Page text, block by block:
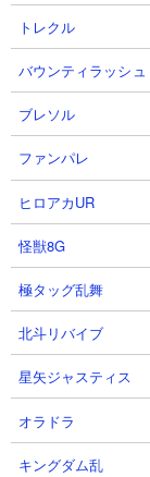
体力： 648,000
射程： 500～800
KB： 6回
能力： 100％の
属性： 古代種
天使メガミエル
体力： 650,000
トレクル
バウンティラッシュ
ブレソル
ファンパレ
ヒロアカUR
怪獣8G
極タッグ乱舞
北斗リバイブ
星矢ジャスティス
オラドラ
キングダム乱